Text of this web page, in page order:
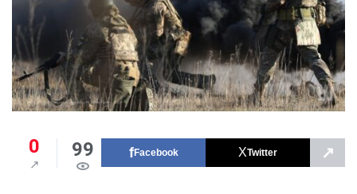
0 99 Facebook Twitter ↗